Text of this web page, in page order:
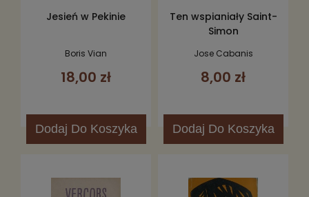
Jesień w Pekinie
Boris Vian
18,00 zł
Dodaj Do Koszyka
Ten wspianiały Saint-
Simon
Jose Cabanis
8,00 zł
Dodaj Do Koszyka